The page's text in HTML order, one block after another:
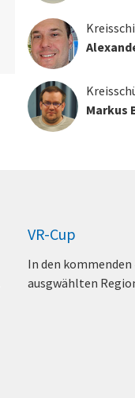
Markus
VR-Cup
In den
ausgwählten